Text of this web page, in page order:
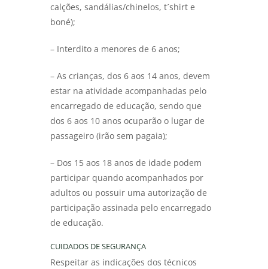
calções, sandálias/chinelos, t´shirt e
boné);
– Interdito a menores de 6 anos;
– As crianças, dos 6 aos 14 anos, devem
estar na atividade acompanhadas pelo
encarregado de educação, sendo que
dos 6 aos 10 anos ocuparão o lugar de
passageiro (irão sem pagaia);
– Dos 15 aos 18 anos de idade podem
participar quando acompanhados por
adultos ou possuir uma autorização de
participação assinada pelo encarregado
de educação.
CUIDADOS DE SEGURANÇA
Respeitar as indicações dos técnicos